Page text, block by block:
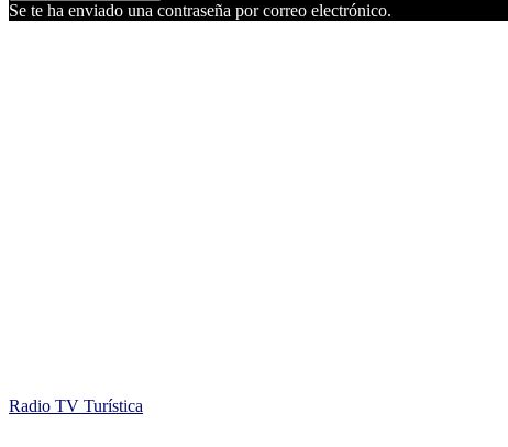
Se te ha enviado una contraseña por correo electrónico.
Radio TV Turística